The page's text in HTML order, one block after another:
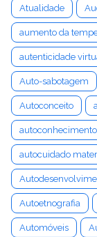
Atualidade
aumento da
autenticidade
Auto-sabotagem
Autoconceito
autoconhecimento
autocuidado
Autoetnografia
Automóveis